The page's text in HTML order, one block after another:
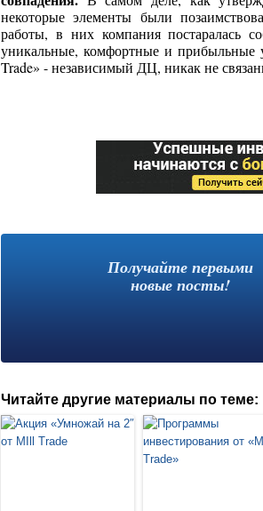
некоторые элементы были
работы, в них компания постаралась
уникальные, комфортные и прибыльные
Trade» - независимый ДЦ, никак не
Получайте первыми
новые посты!
Читайте другие материалы по теме: